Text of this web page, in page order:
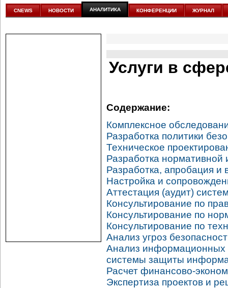
аналитике
CNEWS НОВОСТИ АНАЛИТИКА КОНФЕРЕНЦИИ ЖУРНАЛ
Услуги в
Содержание:
Комплексное
Разработка политики
Техническое
Разработка нормативной
Разработка, апробация и
Настройка и
Аттестация (аудит)
Консультирование по
Консультирование по
Консультирование по
Анализ угроз
Анализ информационных
системы защиты
Расчет финансово-
Экспертиза проектов и